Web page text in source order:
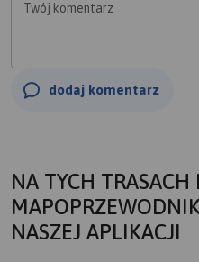
Twój komentarz
dodaj komentarz
NA TYCH TRASACH
NASZEJ APLIKACJI